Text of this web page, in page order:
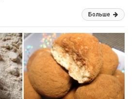
Больше